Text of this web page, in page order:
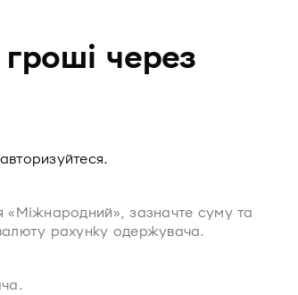
через
«Міжнародний», зазначте суму та
рахунку одержувача.